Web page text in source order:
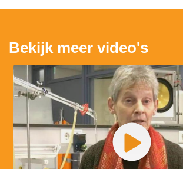
Bekijk meer video's